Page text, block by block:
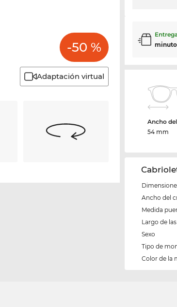
-50 %
Adaptación virtual
Ancho
54 mm
Ancho del
Medida
Largo de
Sexo
Tipo de
Color de la